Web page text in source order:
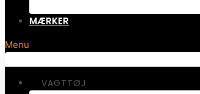
MÆRKER
Menu
VAGTTØJ